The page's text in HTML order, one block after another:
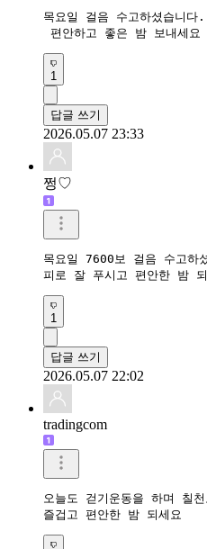
목요일 걸음 수고하셨습니다.
편안하고 좋은 밤 보내세요
1
답글 쓰기
2026.05.07 23:33
쩡♡
목요일 7600보 걸음 수고하
피로 잘 푸시고 편안한 밤 되
1
답글 쓰기
2026.05.07 22:02
tradingcom
오늘도 걷기운동을 하며 칠
즐겁고 편안한 밤 되세요